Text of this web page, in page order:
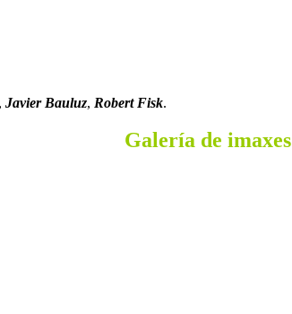
, Javier Bauluz, Robert Fisk.
Galería de imaxes